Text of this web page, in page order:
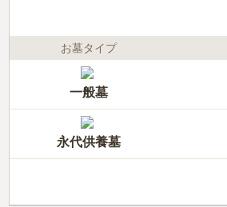
お墓タイプ
一般墓
永代供養墓